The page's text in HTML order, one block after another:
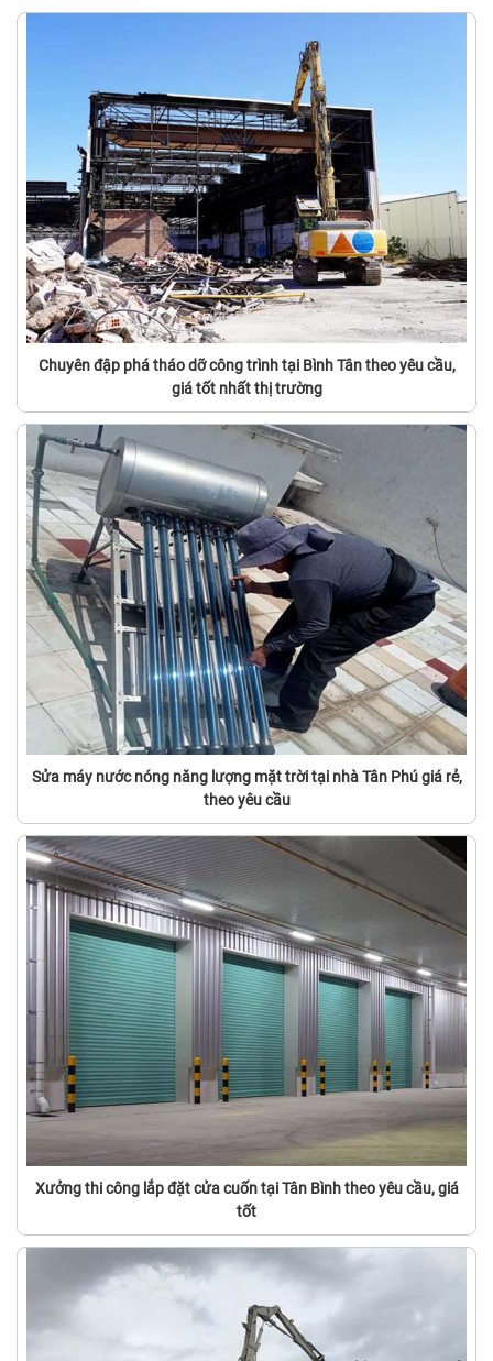
Chuyên đập phá tháo dỡ công trình tại Bình Tân theo yêu cầu,
giá tốt nhất thị trường
Sửa máy nước nóng năng lượng mặt trời tại nhà Tân Phú giá rẻ,
theo yêu cầu
Xưởng thi công lắp đặt cửa cuốn tại Tân Bình theo yêu cầu, giá
tốt